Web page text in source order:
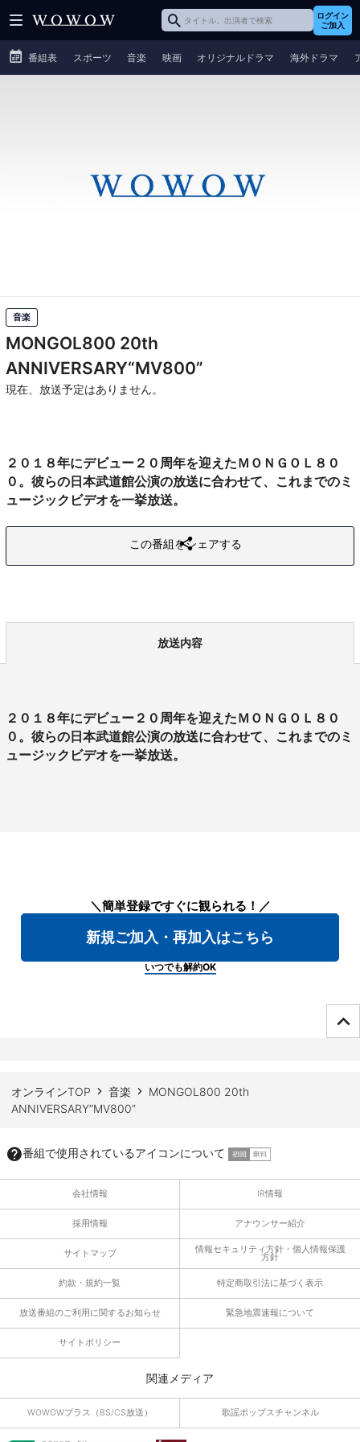
ログイン
ご加入
番組表 スポーツ 音楽 映画 オリジナルドラマ 海外ドラマ
音楽
MONGOL800 20th
ANNIVERSARY“MV800”
現在、放送予定はありません。
２０１８年にデビュー２０周年を迎えたＭＯＮＧＯＬ８０
０。彼らの日本武道館公演の放送に合わせて、これまでのミ
ュージックビデオを一挙放送。
この番組をシェアする
放送内容
２０１８年にデビュー２０周年を迎えたＭＯＮＧＯＬ８０
０。彼らの日本武道館公演の放送に合わせて、これまでのミ
ュージックビデオを一挙放送。
＼簡単登録ですぐに観られる！／
新規ご加入・再加入はこちら
いつでも解約OK
オンラインTOP 音楽
MONGOL800 20th
ANNIVERSARY“MV800”
番組で使用されているアイコンについて
会社情報 IR情報
採用情報 アナウンサー紹介
サイトマップ 情報セキュリティ方針・個人情報保護
方針
約款・規約一覧 特定商取引法に基づく表示
放送番組のご利用に関するお知らせ 緊急地震速報について
サイトポリシー
関連メディア
WOWOWプラス（BS/CS放送） 歌謡ポップスチャンネル